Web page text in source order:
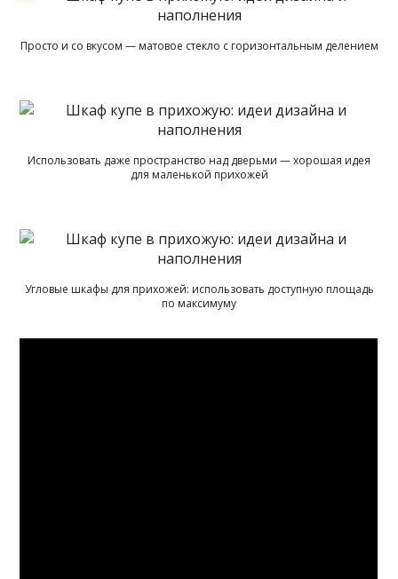
Просто и со вкусом — матовое стекло с горизонтальным делением
Использовать даже пространство над дверьми — хорошая идея
для маленькой прихожей
Угловые шкафы для прихожей: использовать доступную площадь
по максимуму